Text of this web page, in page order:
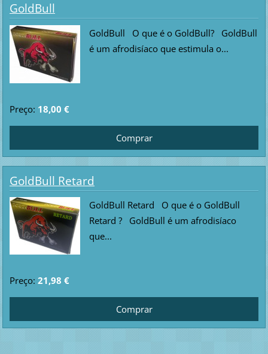
GoldBull
GoldBull O que é o GoldBull? GoldBull
é um afrodisíaco que estimula o...
Preço: 18,00 €
GoldBull Retard
GoldBull Retard O que é o GoldBull
Retard ? GoldBull é um afrodisíaco
que...
Preço: 21,98 €